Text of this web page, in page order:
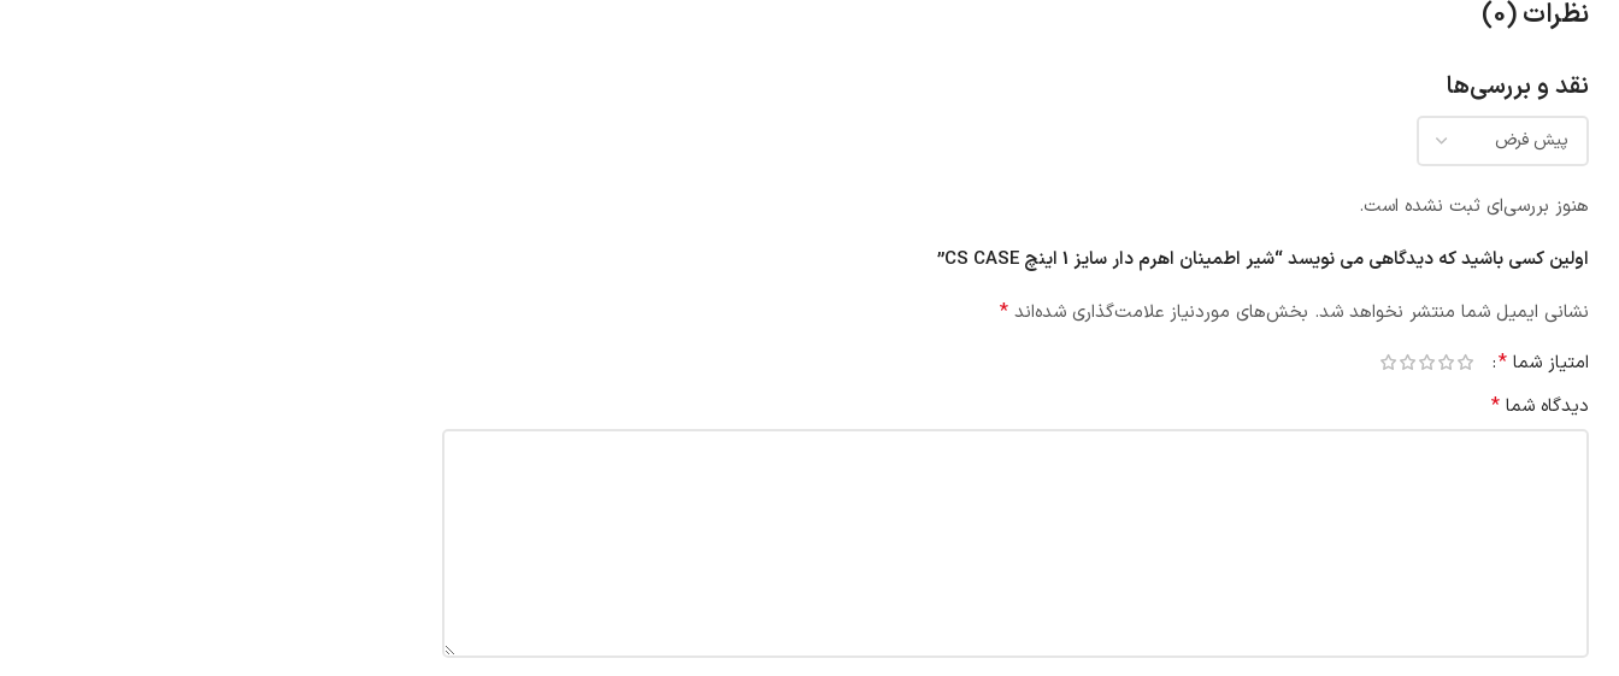
نظرات (0)
نقد و بررسی‌ها
هنوز بررسی‌ای ثبت نشده است.
اولین کسی باشید که دیدگاهی می نویسد “شیر اطمینان اهرم دار سایز 1 اینچ CS CASE”
نشانی ایمیل شما منتشر نخواهد شد. بخش‌های موردنیاز علامت‌گذاری شده‌اند *
امتیاز شما *
دیدگاه شما *